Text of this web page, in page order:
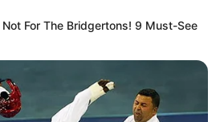
13, o Consórcio Intermunicipal do
- CIVAP promoveu mais uma
de Agricultura e Meio Ambiente,
Laércio Boim, em Rancharia.
For The Bridgertons! 9 Must-See